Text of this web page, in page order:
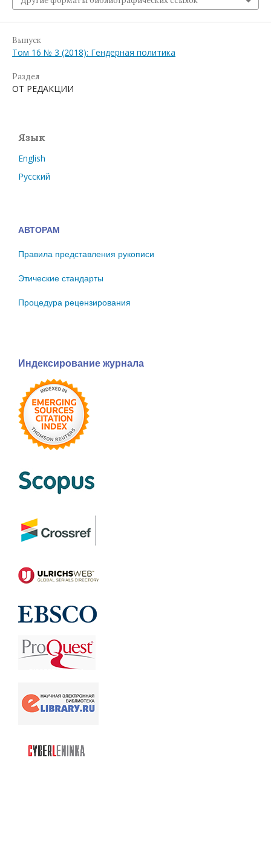
Выпуск
Том 16 № 3 (2018): Гендерная политика
Раздел
ОТ РЕДАКЦИИ
Язык
English
Русский
АВТОРАМ
Правила представления рукописи
Этические стандарты
Процедура рецензирования
Индексирование журнала